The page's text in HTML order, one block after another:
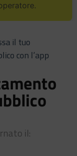
il tuo
con l’app
il: